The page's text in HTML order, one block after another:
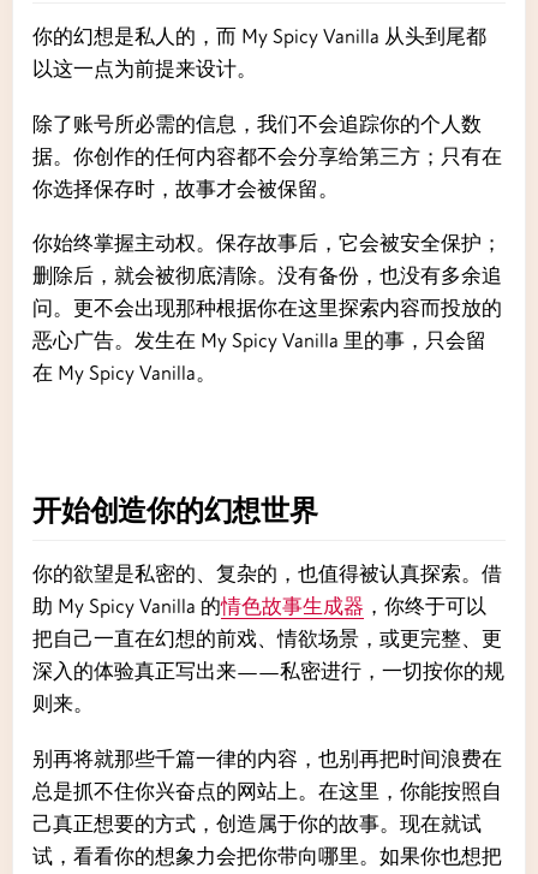
你的幻想是私人的，而 My Spicy Vanilla 从头到尾都
以这一点为前提来设计。
除了账号所必需的信息，我们不会追踪你的个人数
据。你创作的任何内容都不会分享给第三方；只有在
你选择保存时，故事才会被保留。
你始终掌握主动权。保存故事后，它会被安全保护；
删除后，就会被彻底清除。没有备份，也没有多余追
问。更不会出现那种根据你在这里探索内容而投放的
恶心广告。发生在 My Spicy Vanilla 里的事，只会留
在 My Spicy Vanilla。
开始创造你的幻想世界
你的欲望是私密的、复杂的，也值得被认真探索。借
助 My Spicy Vanilla 的情色故事生成器 ，你终于可以
把自己一直在幻想的前戏、情欲场景，或更完整、更
深入的体验真正写出来——私密进行，一切按你的规
则来。
别再将就那些千篇一律的内容，也别再把时间浪费在
总是抓不住你兴奋点的网站上。在这里，你能按照自
己真正想要的方式，创造属于你的故事。现在就试
试，看看你的想象力会把你带向哪里。如果你也想把